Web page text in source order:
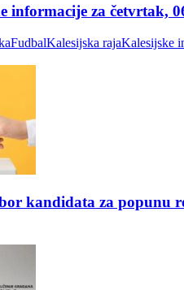
informacije za četvrtak,
FudbalKalesijska rajaKalesijske
kandidata za popunu